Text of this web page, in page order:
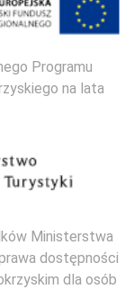
Programu
na lata
Ministerstwa
dostępności
dla osób